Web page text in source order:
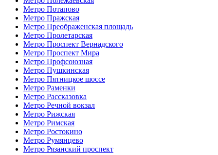
Метро Потапово
Метро Пражская
Метро Преображенская площадь
Метро Пролетарская
Метро Проспект Вернадского
Метро Проспект Мира
Метро Профсоюзная
Метро Пушкинская
Метро Пятницкое шоссе
Метро Раменки
Метро Рассказовка
Метро Речной вокзал
Метро Рижская
Метро Римская
Метро Ростокино
Метро Румянцево
Метро Рязанский проспект